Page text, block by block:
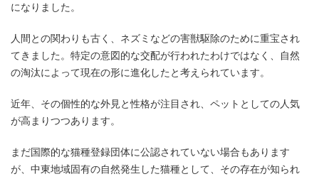
になりました。
人間との関わりも古く、ネズミなどの害獣駆除のために重宝され
てきました。特定の意図的な交配が行われたわけではなく、自然
の淘汰によって現在の形に進化したと考えられています。
近年、その個性的な外見と性格が注目され、ペットとしての人気
が高まりつつあります。
まだ国際的な猫種登録団体に公認されていない場合もあります
が、中東地域固有の自然発生した猫種として、その存在が知られ